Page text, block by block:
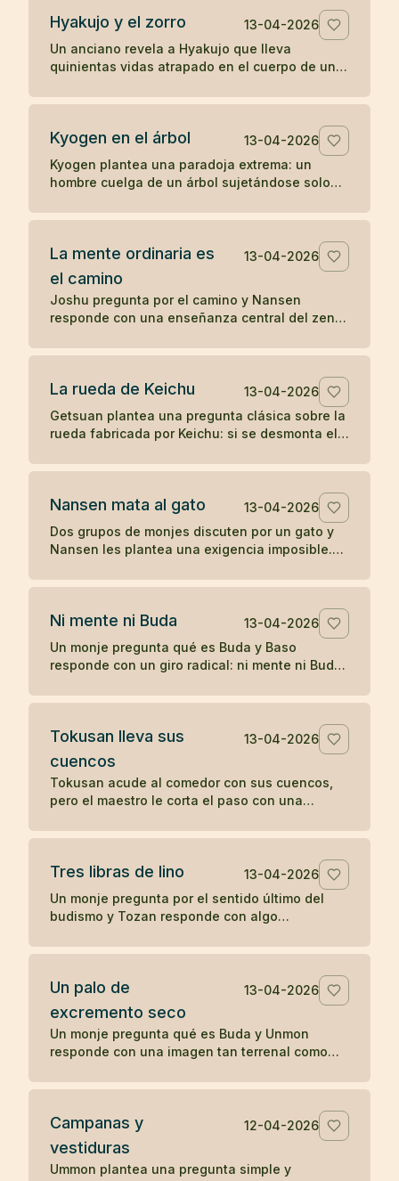
Hyakujo y el zorro
13-04-2026
Un anciano revela a Hyakujo que lleva
quinientas vidas atrapado en el cuerpo de un
causa y efecto. Un koan clásico sobre karma y
Kyogen en el árbol
13-04-2026
Kyogen plantea una paradoja extrema: un
hombre cuelga de un árbol sujetándose solo
sentido del zen. Un koan sobre respuesta y
La mente ordinaria es
el camino
13-04-2026
Joshu pregunta por el camino y Nansen
responde con una enseñanza central del zen:
persigue, ya es el camino.
La rueda de Keichu
13-04-2026
Getsuan plantea una pregunta clásica sobre la
rueda fabricada por Keichu: si se desmonta el
forma, función y vacío.
Nansen mata al gato
13-04-2026
Dos grupos de monjes discuten por un gato y
Nansen les plantea una exigencia imposible.
más tarde Joshu contesta sin palabras.
Ni mente ni Buda
13-04-2026
Un monje pregunta qué es Buda y Baso
responde con un giro radical: ni mente ni Buda.
formulación.
Tokusan lleva sus
cuencos
13-04-2026
Tokusan acude al comedor con sus cuencos,
pero el maestro le corta el paso con una
comprensión. Un koan sobre atención y
Tres libras de lino
13-04-2026
Un monje pregunta por el sentido último del
budismo y Tozan responde con algo
koan sobre la realidad inmediata.
Un palo de
excremento seco
13-04-2026
Un monje pregunta qué es Buda y Unmon
responde con una imagen tan terrenal como
Campanas y
vestiduras
12-04-2026
Ummon plantea una pregunta simple y